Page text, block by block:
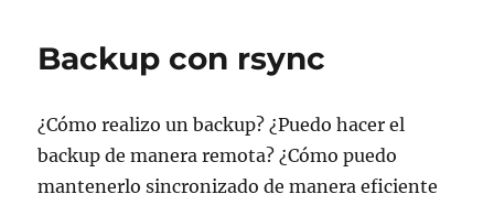
Backup con rsync
¿Cómo realizo un backup? ¿Puedo hacer el
backup de manera remota? ¿Cómo puedo
mantenerlo sincronizado de manera eficiente